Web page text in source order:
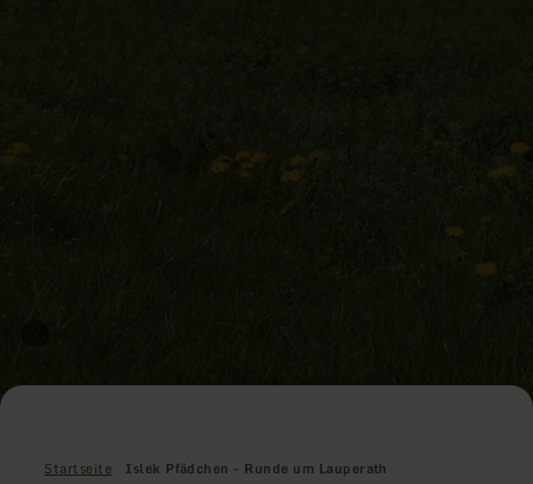
Startseite Islek Pfädchen - Runde um Lauperath